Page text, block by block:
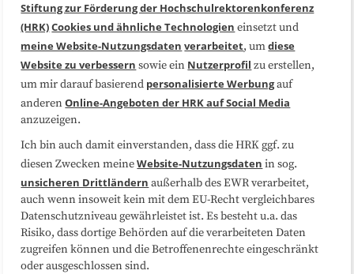
Medienarbeit Kooperationen
Datenschutzerklärung Impressum
Sitemap
Folgen Sie uns
Stiftung zur Förderung der Hochschulrektorenkonferenz
(HRK)Cookies und ähnliche Technologien einsetzt und
meine Website-Nutzungsdaten verarbeitet, umdiese
Website zu verbessern sowie ein Nutzerprofil zu erstellen,
um mir darauf basierend personalisierte Werbungauf
anderenOnline-Angeboten der HRK auf Social Media
anzuzeigen.
Ich bin auch damit einverstanden, dass die HRK ggf. zu
diesen Zwecken meineWebsite-Nutzungsdaten in sog.
unsicheren Drittländern außerhalb des EWR verarbeitet,
auch wenn insoweit kein mit dem EU-Recht vergleichbares
Datenschutzniveau gewährleistet ist. Es besteht u.a. das
Risiko, dass dortige Behörden auf die verarbeiteten Daten
zugreifen können und die Betroffenenrechte eingeschränkt
oder ausgeschlossen sind.